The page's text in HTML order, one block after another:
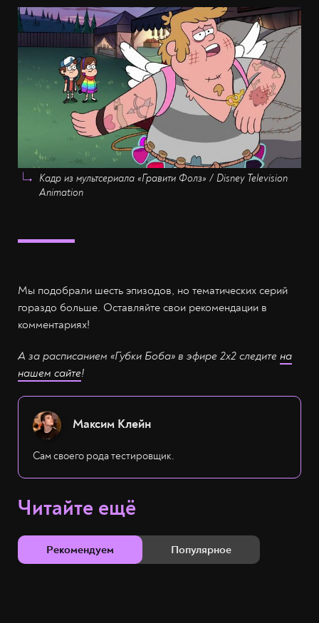
Кадр из мультсериала «Гравити Фолз» / Disney Television
Animation
Мы подобрали шесть эпизодов, но тематических серий
гораздо больше. Оставляйте свои рекомендации в
комментариях!
А за расписанием «Губки Боба» в эфире 2х2 следите на
нашем сайте!
Максим Клейн
Сам своего рода тестировщик.
Читайте ещё
Рекомендуем Популярное